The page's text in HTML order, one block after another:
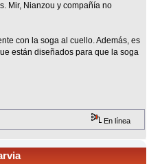
Mir, Nianzou y compañía no
con la soga al cuello. Además, es
están diseñados para que la soga
En línea